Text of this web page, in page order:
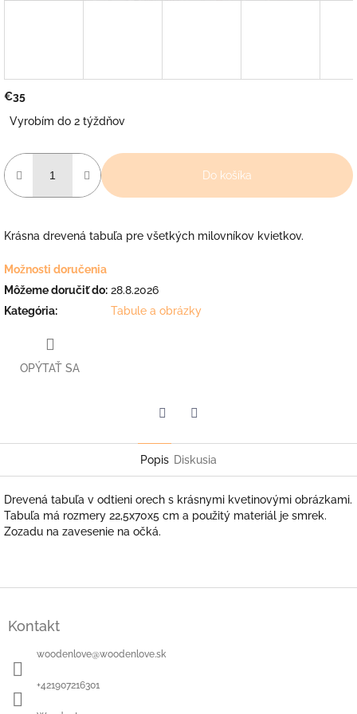
€35
cena:
Vyrobím do 2 týždňov
Do košíka
Krásna drevená tabuľa pre všetkých milovníkov kvietkov.
Možnosti doručenia
Môžeme doručiť do: 28.8.2026
Kategória: Tabule a obrázky
OPÝTAŤ SA
Popis Diskusia
Drevená tabuľa v odtieni orech s krásnymi kvetinovými obrázkami.
Tabuľa má rozmery 22,5x70x5 cm a použitý materiál je smrek.
Zozadu na zavesenie na očká.
Kontakt
woodenlove@woodenlove.sk
+421907216301